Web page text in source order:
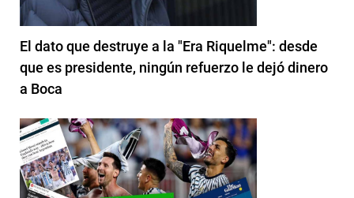
El dato que destruye a la "Era Riquelme": desde
que es presidente, ningún refuerzo le dejó dinero
a Boca